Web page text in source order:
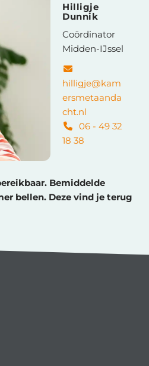
Hilligje
Dunnik
Coördinator
Midden-IJssel
hilligje@kam
ersmetaanda
cht.nl
06 - 49 32
18 38
Bemiddelde
bellen. Deze vind je terug